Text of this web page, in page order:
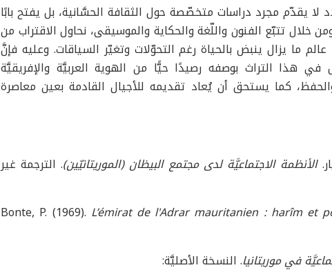
لا يقدّم مجرد دراسات متخصّصة حول الثقافة الحسَّانية، بل يفتح بابًا
خلال تتبّع الفنون واللّغة والحكاية والموسيقى، نحاول الاقتراب من
عالم ما يزال ينبض بالحياة رغم التحوّلات وتغيّر السياقات. وعليه فإنَّ
هذا التراث بوصفه رصيدًا حيًّا من الهوية العربيَّة والإفريقيَّة
كما يستحق أن يُعاد تقديمه للأجيال القادمة بعين معاصرة
الأنظمة الاجتماعيَّة لدى مجتمع البيظان (الموريتانيّين). الترجمة غير
Bonte, P. (1969). L’émirat de l'Adrar mauritanien : harîm et
في موريتانيا. النسخة الأصليَّة: